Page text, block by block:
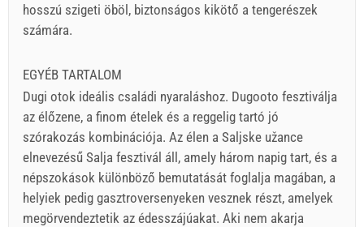
hosszú szigeti öböl, biztonságos kikötő a tengerészek
számára.
EGYÉB TARTALOM
Dugi otok ideális családi nyaraláshoz. Dugooto fesztiválja
az élőzene, a finom ételek és a reggelig tartó jó
szórakozás kombinációja. Az élen a Saljske užance
elnevezésű Salja fesztivál áll, amely három napig tart, és a
népszokások különböző bemutatását foglalja magában, a
helyiek pedig gasztroversenyeken vesznek részt, amelyek
megörvendeztetik az édesszájúakat. Aki nem akarja